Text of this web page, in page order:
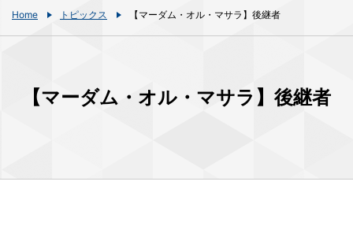
Home トピックス 【マーダム・オル・マサラ】後継者
【マーダム・オル・マサラ】後継者